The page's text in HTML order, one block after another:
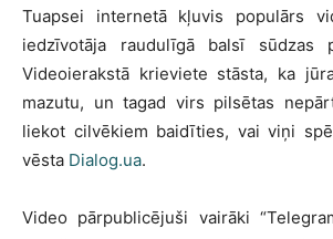
Tuapsei internetā kļuvis populārs
iedzīvotāja raudulīgā balsī sūdzas
Videoierakstā krieviete stāsta, ka
mazutu, un tagad virs pilsētas
liekot cilvēkiem baidīties, vai viņi
vēsta Dialog.ua.
Video pārpublicējuši vairāki